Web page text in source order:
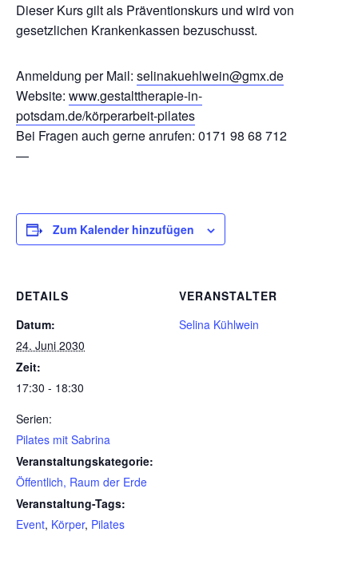
Dieser Kurs gilt als Präventionskurs und wird von
gesetzlichen Krankenkassen bezuschusst.
Anmeldung per Mail: selinakuehlwein@gmx.de
Website: www.gestalttherapie-in-
potsdam.de/körperarbeit-pilates
Bei Fragen auch gerne anrufen: 0171 98 68 712
—
Zum Kalender hinzufügen
DETAILS
Datum:
24. Juni 2030
Zeit:
17:30 - 18:30
Serien:
Pilates mit Sabrina
Veranstaltungskategorie:
Öffentlich, Raum der Erde
Veranstaltung-Tags:
Event, Körper, Pilates
VERANSTALTER
Selina Kühlwein